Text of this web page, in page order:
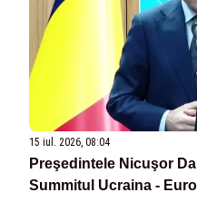
15 iul. 2026, 08:04
Preşedintele Nicuşor
Summitul Ucraina -